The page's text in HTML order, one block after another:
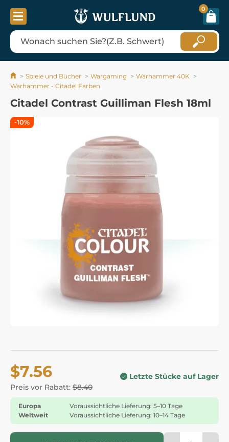
0
Spiele und Bücher Wargaming
Warhammer 40K
Warhammer - Citadel Farben
Citadel Contrast Guilliman Flesh 18ml
$7.56
Preis vor Rabatt: $8.40
Letzte Stücke auf Lager
Europa
Voraussichtliche Lieferung: 5–10 Tage
Weltweit
Voraussichtliche Lieferung: 10–14 Tage
-10%